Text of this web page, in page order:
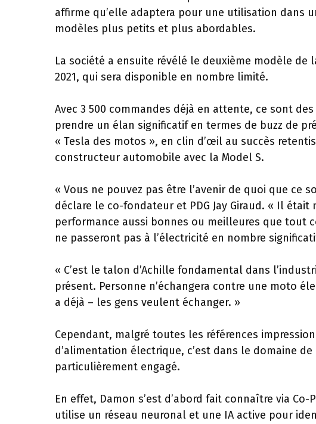
affirme qu’elle adaptera pour une utilisation dans
modèles plus petits et plus abordables.
La société a ensuite révélé le deuxième modèle
2021, qui sera disponible en nombre limité.
Avec 3 500 commandes déjà en attente, ce sont
prendre un élan significatif en termes de buzz de
« Tesla des motos », en clin d’œil au succès
constructeur automobile avec la Model S.
« Vous ne pouvez pas être l’avenir de quoi que ce
déclare le co-fondateur et PDG Jay Giraud. « Il
performance aussi bonnes ou meilleures que tout
ne passeront pas à l’électricité en nombre
« C’est le talon d’Achille fondamental dans
présent. Personne n’échangera contre une moto
a déjà – les gens veulent échanger. »
Cependant, malgré toutes les références
d’alimentation électrique, c’est dans le domaine
particulièrement engagé.
En effet, Damon s’est d’abord fait connaître via
utilise un réseau neuronal et une IA active pour